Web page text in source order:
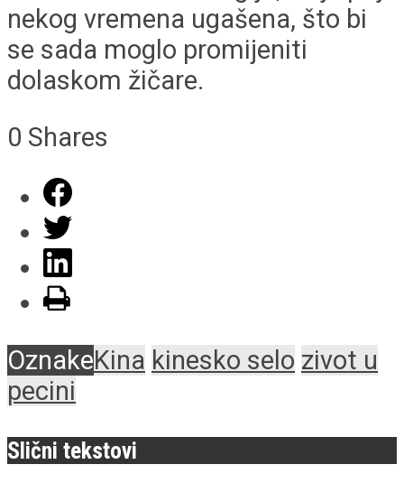
nekog vremena ugašena, što bi
se sada moglo promijeniti
dolaskom žičare.
0 Shares
OznakeKina kinesko selo zivot u
pecini
Slični tekstovi